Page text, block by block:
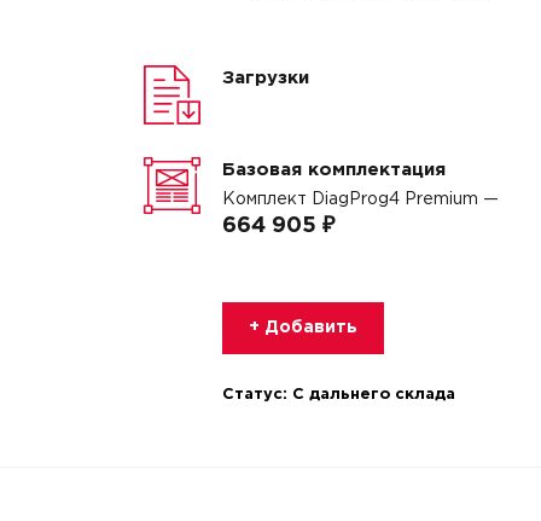
Загрузки
Базовая комплектация
Комплект DiagProg4 Premium —
664 905 ₽
+ Добавить
Статус: С дальнего склада